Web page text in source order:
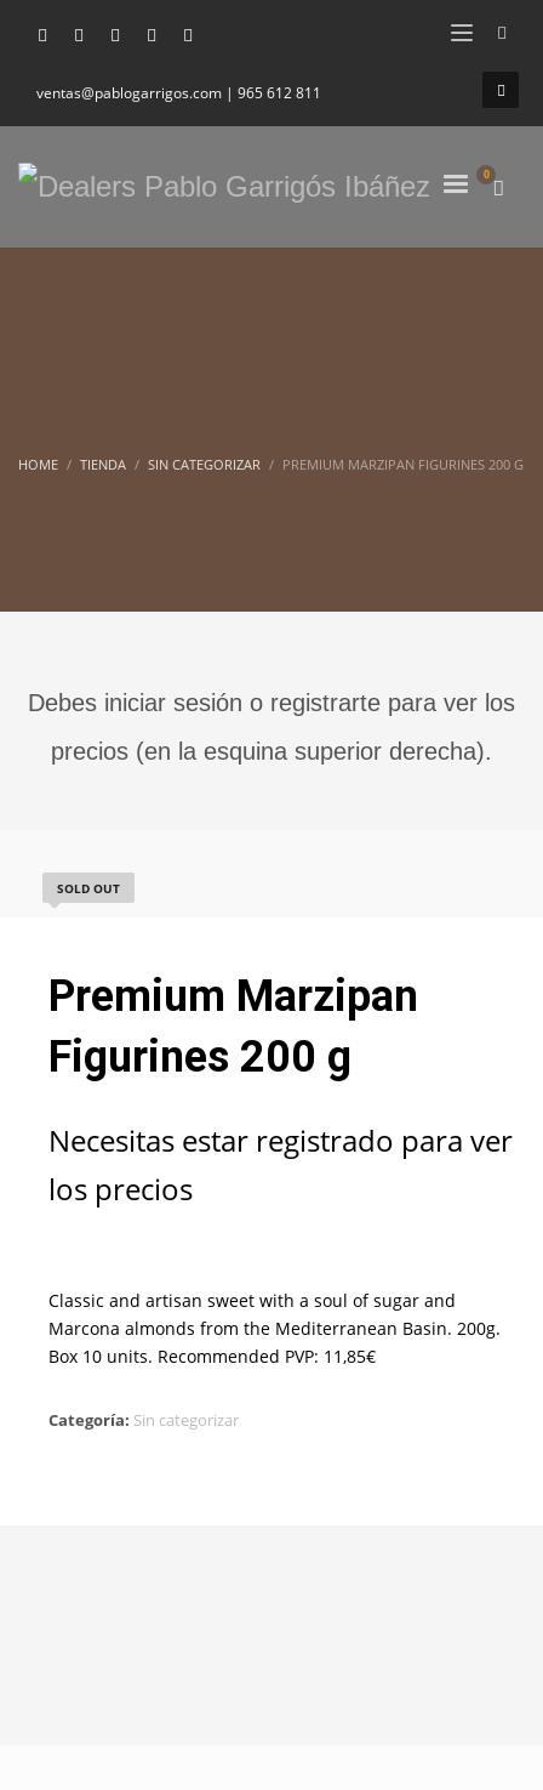
ventas@pablogarrigos.com | 965 612 811
HOME TIENDA SIN CATEGORIZAR PREMIUM MARZIPAN FIGURINES 200 G
Debes iniciar sesión o registrarte para ver los
precios (en la esquina superior derecha).
SOLD OUT
Premium Marzipan
Figurines 200 g
Necesitas estar registrado para ver
los precios
Classic and artisan sweet with a soul of sugar and
Marcona almonds from the Mediterranean Basin. 200g.
Box 10 units. Recommended PVP: 11,85€
Categoría: Sin categorizar